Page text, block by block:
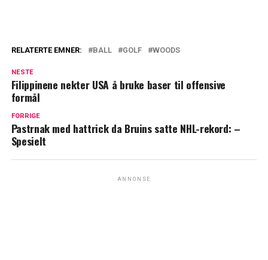
RELATERTE EMNER: BALL GOLF WOODS
NESTE
Filippinene nekter USA å bruke baser til offensive
formål
FORRIGE
Pastrnak med hattrick da Bruins satte NHL-rekord: –
Spesielt
ANNONSE